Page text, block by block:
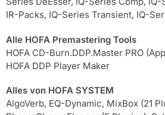
IR-Packs, IQ-Series Transient, IQ-
Alle HOFA Premastering Tools
HOFA CD-Burn.DDP.Master PRO
HOFA DDP Player Maker
Alles von HOFA SYSTEM
AlgoVerb, EQ-Dynamic, MixBox (21